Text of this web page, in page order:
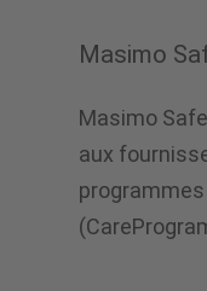
Masimo
Masimo
aux